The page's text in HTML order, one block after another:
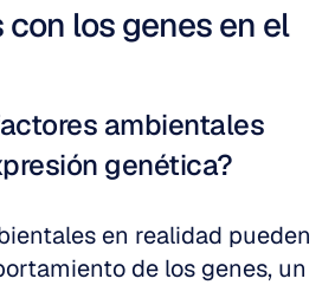
los genes en el
ambientales
genética?
en realidad pueden
de los genes, un